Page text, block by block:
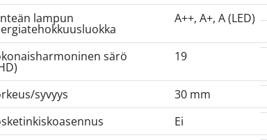
lampun
A++, A+, A (LED)
särö 19
syvyys
30 mm
Ei